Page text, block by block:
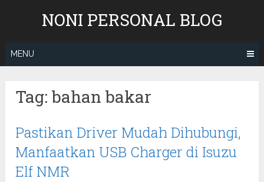
NONI PERSONAL BLOG
MENU
Tag:bahan bakar
Pastikan Driver Mudah Dihubungi,
Manfaatkan USB Charger di Isuzu
Elf NMR